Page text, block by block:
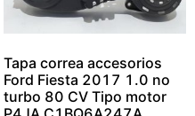
Tapa correa accesorios
Ford Fiesta 2017 1.0 no
turbo 80 CV Tipo motor